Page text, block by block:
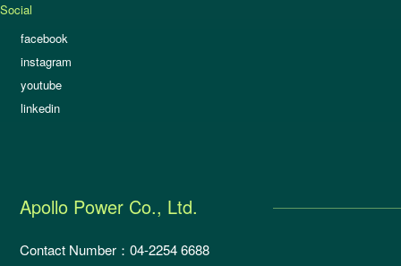
Apollo Power Co., Ltd.
Contact Number：04-2254 6688
Social
facebook
instagram
youtube
linkedin